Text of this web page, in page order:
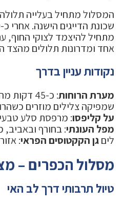
המסלול מתחיל בעלייה
מתחיל להיצמד לצוקי החוף,
אחד ומדרונות תלולים מהצד
נקודות עניין בדרך
מערת הרוחות
: כ-45
שמפיקה צלילים מוזרים
על קליפסו: מרפסת סלע
מפל העונתי: בחורף ובאביב,
ליםגן הקקטוסים הפראי:
מסלול הכפרים –
טיול תרבותי דרך לב האי